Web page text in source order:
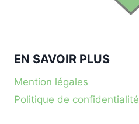
EN SAVOIR PLUS
Mention légales
Politique de confidentialité